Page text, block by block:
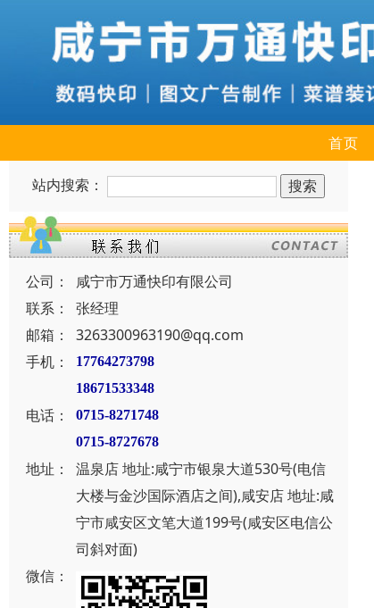
首页
站内搜索：
公司：
咸宁市万通快印有限公司
联系：
张经理
邮箱：
3263300963190@qq.com
手机：
17764273798
18671533348
电话：
0715-8271748
0715-8727678
地址：
温泉店 地址:咸宁市银泉大道530号(电信
大楼与金沙国际酒店之间),咸安店 地址:咸
宁市咸安区文笔大道199号(咸安区电信公
司斜对面)
微信：